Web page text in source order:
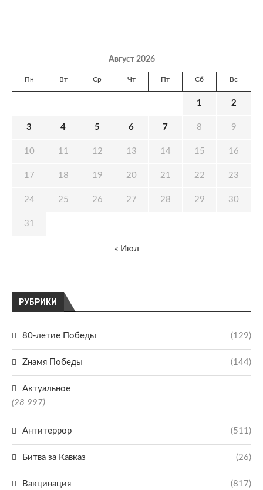
РУБРИКИ
80-летие Победы (129)
Zнамя Победы (144)
Актуальное
(28 997)
Антитеррор (511)
Битва за Кавказ (26)
Вакцинация (817)
Август 2026
Пн Вт Ср Чт Пт Сб Вс
1 2
3 4 5 6 7 8 9
10 11 12 13 14 15 16
17 18 19 20 21 22 23
24 25 26 27 28 29 30
31
« Июл